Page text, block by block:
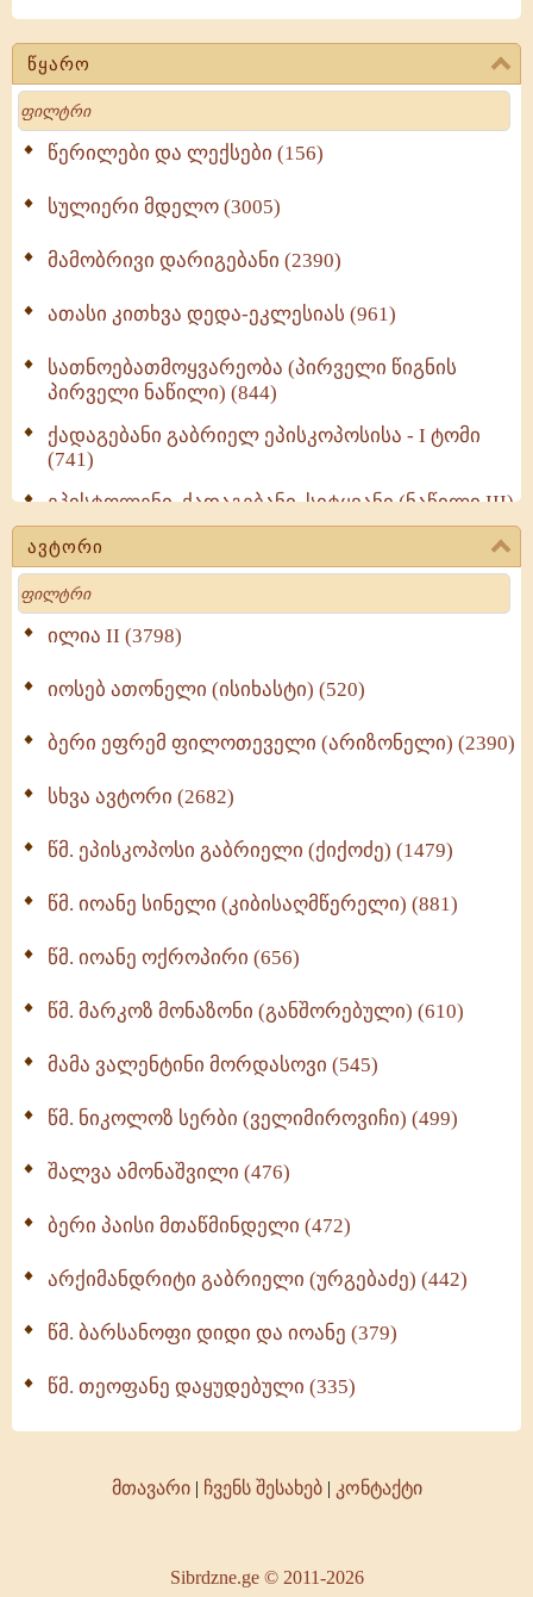
წყარო
Search
წერილები და ლექსები (156)
სულიერი მდელო (3005)
მამობრივი დარიგებანი (2390)
ათასი კითხვა დედა-ეკლესიას (961)
სათნოებათმოყვარეობა (პირველი წიგნის
პირველი ნაწილი) (844)
ქადაგებანი გაბრიელ ეპისკოპოსისა - I ტომი
(741)
ეპისტოლენი, ქადაგებანი, სიტყვანი (ნაწილი III)
(723)
მოძღვრის ძალზე სასარგებლო რჩევები
მრევლისათვის (545)
Wisdomge (514)
ქადაგებანი გაბრიელ ეპისკოპოსისა - II ტომი
სულიერი ცხოვრების სახელმძღვანელო -
ნაწილი II (369)
ავტორი
Search
ილია II (3798)
იოსებ ათონელი (ისიხასტი) (520)
ბერი ეფრემ ფილოთეველი (არიზონელი) (2390)
სხვა ავტორი (2682)
წმ. ეპისკოპოსი გაბრიელი (ქიქოძე) (1479)
წმ. იოანე სინელი (კიბისაღმწერელი) (881)
წმ. იოანე ოქროპირი (656)
წმ. მარკოზ მონაზონი (განშორებული) (610)
მამა ვალენტინი მორდასოვი (545)
წმ. ნიკოლოზ სერბი (ველიმიროვიჩი) (499)
შალვა ამონაშვილი (476)
ბერი პაისი მთაწმინდელი (472)
არქიმანდრიტი გაბრიელი (ურგებაძე) (442)
წმ. ბარსანოფი დიდი და იოანე (379)
წმ. თეოფანე დაყუდებული (335)
მთავარი| ჩვენს შესახებ| კონტაქტი
Sibrdzne.ge © 2011-2026